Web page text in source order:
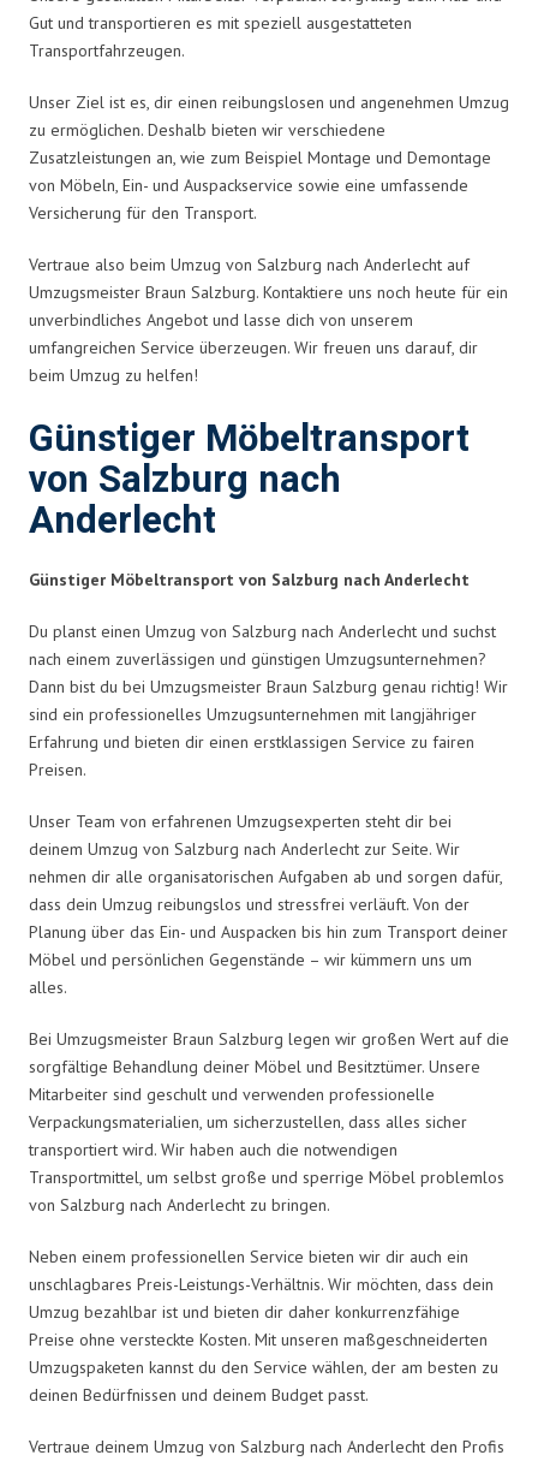
Gut und transportieren es mit speziell ausgestatteten
Transportfahrzeugen.
Unser Ziel ist es, dir einen reibungslosen und angenehmen Umzug
zu ermöglichen. Deshalb bieten wir verschiedene
Zusatzleistungen an, wie zum Beispiel Montage und Demontage
von Möbeln, Ein- und Auspackservice sowie eine umfassende
Versicherung für den Transport.
Vertraue also beim Umzug von Salzburg nach Anderlecht auf
Umzugsmeister Braun Salzburg. Kontaktiere uns noch heute für ein
unverbindliches Angebot und lasse dich von unserem
umfangreichen Service überzeugen. Wir freuen uns darauf, dir
beim Umzug zu helfen!
Günstiger Möbeltransport
von Salzburg nach
Anderlecht
Günstiger Möbeltransport von Salzburg nach Anderlecht
Du planst einen Umzug von Salzburg nach Anderlecht und suchst
nach einem zuverlässigen und günstigen Umzugsunternehmen?
Dann bist du bei Umzugsmeister Braun Salzburg genau richtig! Wir
sind ein professionelles Umzugsunternehmen mit langjähriger
Erfahrung und bieten dir einen erstklassigen Service zu fairen
Preisen.
Unser Team von erfahrenen Umzugsexperten steht dir bei
deinem Umzug von Salzburg nach Anderlecht zur Seite. Wir
nehmen dir alle organisatorischen Aufgaben ab und sorgen dafür,
dass dein Umzug reibungslos und stressfrei verläuft. Von der
Planung über das Ein- und Auspacken bis hin zum Transport deiner
Möbel und persönlichen Gegenstände – wir kümmern uns um
alles.
Bei Umzugsmeister Braun Salzburg legen wir großen Wert auf die
sorgfältige Behandlung deiner Möbel und Besitztümer. Unsere
Mitarbeiter sind geschult und verwenden professionelle
Verpackungsmaterialien, um sicherzustellen, dass alles sicher
transportiert wird. Wir haben auch die notwendigen
Transportmittel, um selbst große und sperrige Möbel problemlos
von Salzburg nach Anderlecht zu bringen.
Neben einem professionellen Service bieten wir dir auch ein
unschlagbares Preis-Leistungs-Verhältnis. Wir möchten, dass dein
Umzug bezahlbar ist und bieten dir daher konkurrenzfähige
Preise ohne versteckte Kosten. Mit unseren maßgeschneiderten
Umzugspaketen kannst du den Service wählen, der am besten zu
deinen Bedürfnissen und deinem Budget passt.
Vertraue deinem Umzug von Salzburg nach Anderlecht den Profis